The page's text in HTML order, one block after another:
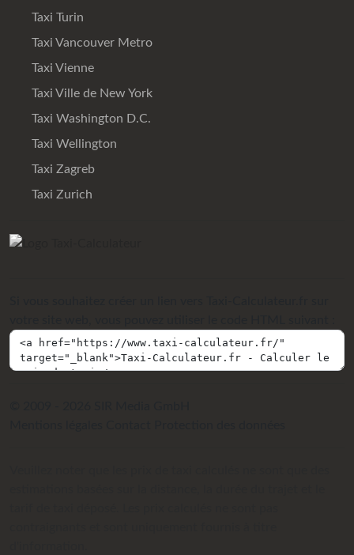
Taxi Turin
Taxi Vancouver Metro
Taxi Vienne
Taxi Ville de New York
Taxi Washington D.C.
Taxi Wellington
Taxi Zagreb
Taxi Zurich